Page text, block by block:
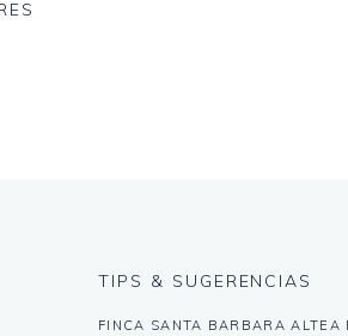
TIPS & SUGERENCIAS
FINCA SANTA BARBARA ALTEA